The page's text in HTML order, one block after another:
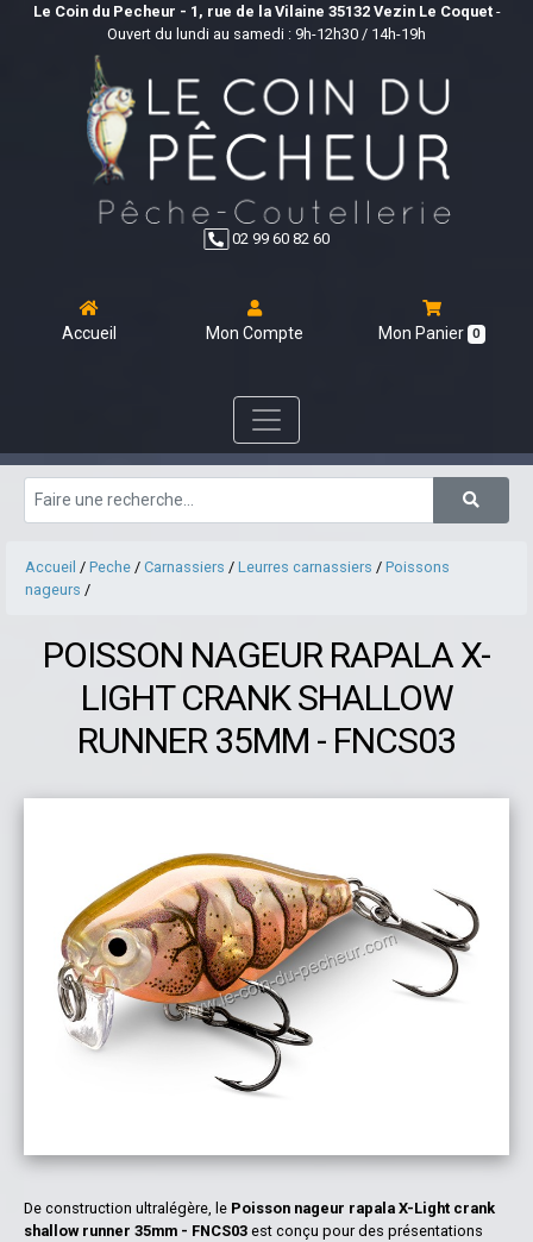
Le Coin du Pecheur - 1, rue de la Vilaine 35132 Vezin Le Coquet-
Ouvert du lundi au samedi : 9h-12h30 / 14h-19h
02 99 60 82 60
Accueil Mon Compte Mon Panier 0
Accueil / Peche / Carnassiers / Leurres carnassiers / Poissons
nageurs /
POISSON NAGEUR RAPALA X-
LIGHT CRANK SHALLOW
RUNNER 35MM - FNCS03
De construction ultralégère, le Poisson nageur rapala X-Light crank
shallow runner 35mm - FNCS03 est conçu pour des présentations